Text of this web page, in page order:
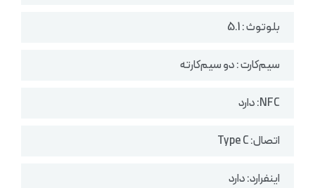
بلوتوث : 5.1
سیم‌کارت : دو سیم‌کارته
NFC: دارد
اتصال: Type C
اینفرارد: دارد